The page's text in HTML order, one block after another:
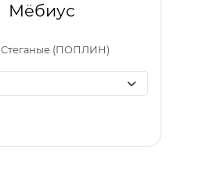
Мёбиус
Стеганые (ПОПЛИН)